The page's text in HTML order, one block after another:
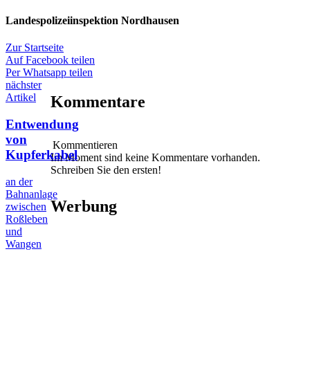
Landespolizeiinspektion Nordhausen
Zur Startseite
Auf Facebook teilen
Per Whatsapp teilen
nächster
Artikel
Entwendung
von
Kupferkabel
an der
Bahnanlage
zwischen
Roßleben
und
Wangen
Kommentare
Kommentieren
Im Moment sind keine Kommentare vorhanden.
Schreiben Sie den ersten!
Werbung